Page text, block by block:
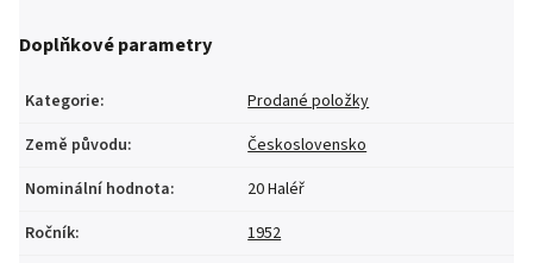
Doplňkové parametry
Kategorie:
Prodané položky
Země původu:
Československo
Nominální hodnota:
20 Haléř
Ročník:
1952